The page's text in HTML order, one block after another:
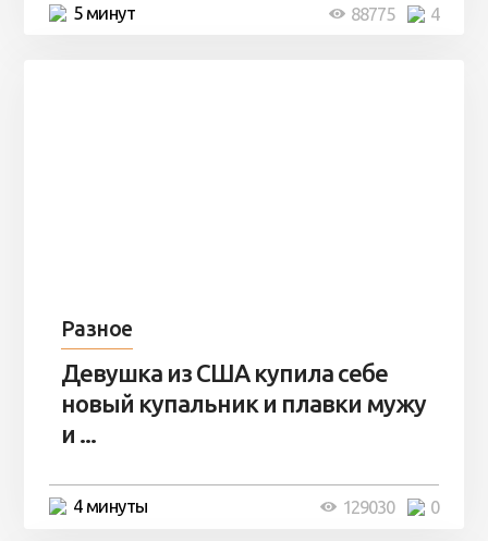
5 минут 4
88775
Разное
Девушка из США купила себе
новый купальник и плавки мужу
и ...
4 минуты 0
129030